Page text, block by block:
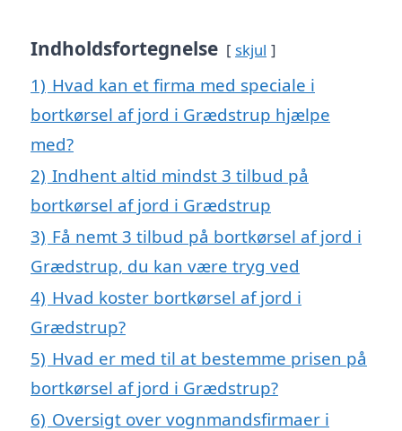
Indholdsfortegnelse skjul
1) Hvad kan et firma med speciale i
bortkørsel af jord i Grædstrup hjælpe
med?
2) Indhent altid mindst 3 tilbud på
bortkørsel af jord i Grædstrup
3) Få nemt 3 tilbud på bortkørsel af jord i
Grædstrup, du kan være tryg ved
4) Hvad koster bortkørsel af jord i
Grædstrup?
5) Hvad er med til at bestemme prisen på
bortkørsel af jord i Grædstrup?
6) Oversigt over vognmandsfirmaer i